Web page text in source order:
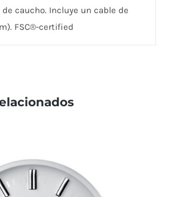
caucho. Incluye un cable de
FSC®-certified